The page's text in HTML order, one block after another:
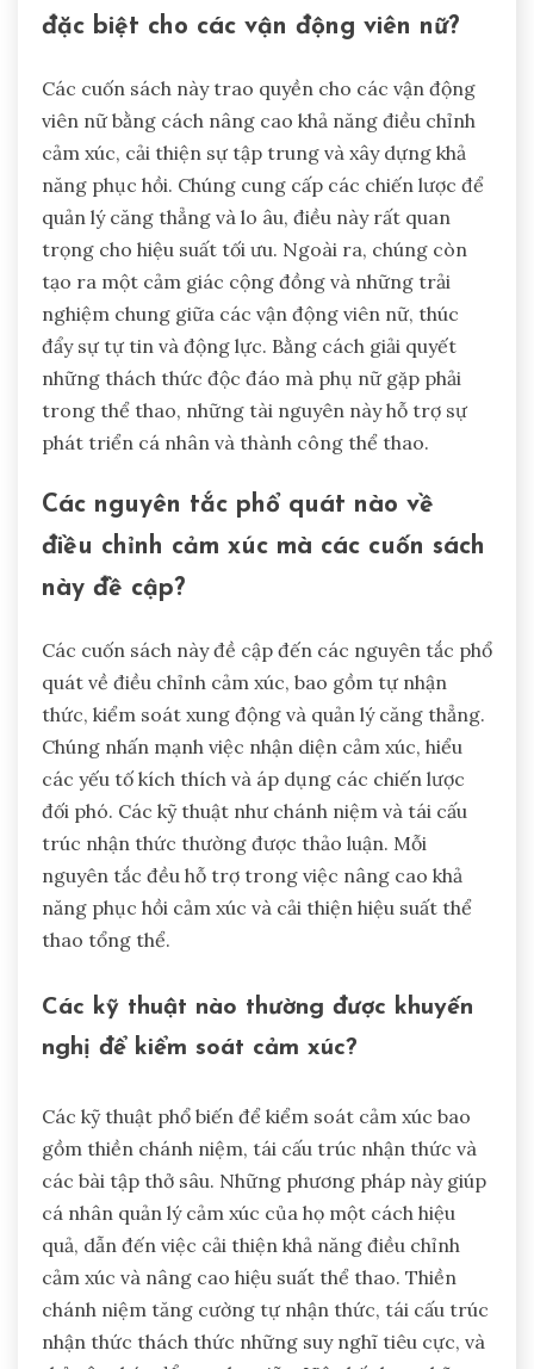
đặc biệt cho các vận động viên nữ?
Các cuốn sách này trao quyền cho các vận động
viên nữ bằng cách nâng cao khả năng điều chỉnh
cảm xúc, cải thiện sự tập trung và xây dựng khả
năng phục hồi. Chúng cung cấp các chiến lược để
quản lý căng thẳng và lo âu, điều này rất quan
trọng cho hiệu suất tối ưu. Ngoài ra, chúng còn
tạo ra một cảm giác cộng đồng và những trải
nghiệm chung giữa các vận động viên nữ, thúc
đẩy sự tự tin và động lực. Bằng cách giải quyết
những thách thức độc đáo mà phụ nữ gặp phải
trong thể thao, những tài nguyên này hỗ trợ sự
phát triển cá nhân và thành công thể thao.
Các nguyên tắc phổ quát nào về
điều chỉnh cảm xúc mà các cuốn sách
này đề cập?
Các cuốn sách này đề cập đến các nguyên tắc phổ
quát về điều chỉnh cảm xúc, bao gồm tự nhận
thức, kiểm soát xung động và quản lý căng thẳng.
Chúng nhấn mạnh việc nhận diện cảm xúc, hiểu
các yếu tố kích thích và áp dụng các chiến lược
đối phó. Các kỹ thuật như chánh niệm và tái cấu
trúc nhận thức thường được thảo luận. Mỗi
nguyên tắc đều hỗ trợ trong việc nâng cao khả
năng phục hồi cảm xúc và cải thiện hiệu suất thể
thao tổng thể.
Các kỹ thuật nào thường được khuyến
nghị để kiểm soát cảm xúc?
Các kỹ thuật phổ biến để kiểm soát cảm xúc bao
gồm thiền chánh niệm, tái cấu trúc nhận thức và
các bài tập thở sâu. Những phương pháp này giúp
cá nhân quản lý cảm xúc của họ một cách hiệu
quả, dẫn đến việc cải thiện khả năng điều chỉnh
cảm xúc và nâng cao hiệu suất thể thao. Thiền
chánh niệm tăng cường tự nhận thức, tái cấu trúc
nhận thức thách thức những suy nghĩ tiêu cực, và